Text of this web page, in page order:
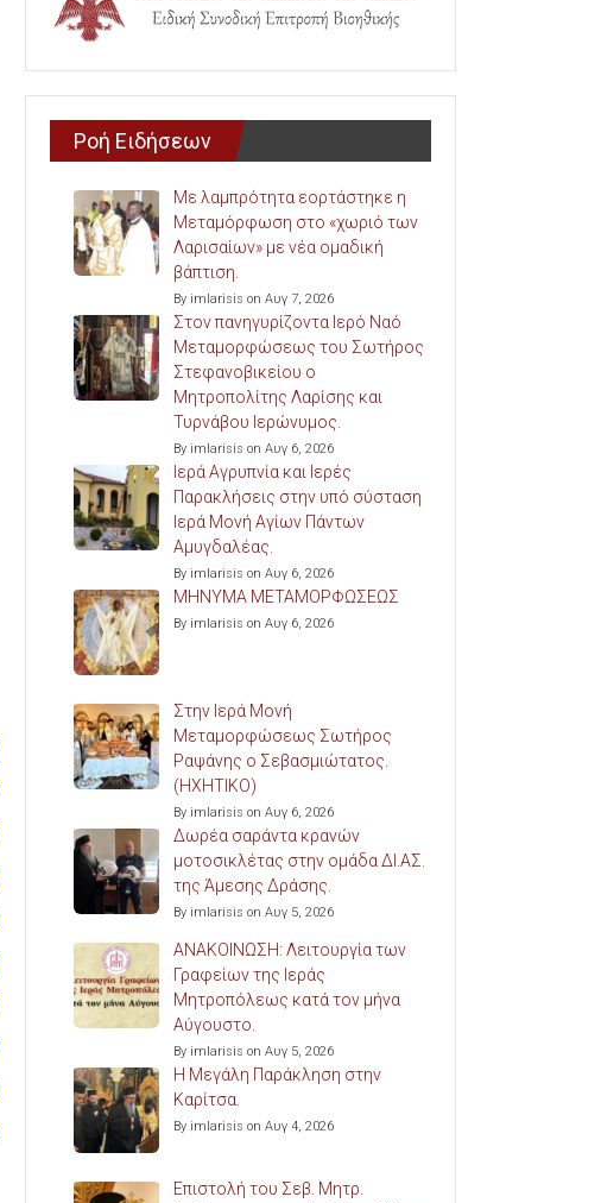
Ροή Ειδήσεων
Με λαμπρότητα εορτάστηκε η
Μεταμόρφωση στο «χωριό των
Λαρισαίων» με νέα ομαδική
βάπτιση.
By imlarisis on Αυγ 7, 2026
Στον πανηγυρίζοντα Ιερό Ναό
Μεταμορφώσεως του Σωτήρος
Στεφανοβικείου ο
Μητροπολίτης Λαρίσης και
Τυρνάβου Ιερώνυμος.
By imlarisis on Αυγ 6, 2026
Ιερά Αγρυπνία και Ιερές
Παρακλήσεις στην υπό σύσταση
Ιερά Μονή Αγίων Πάντων
Αμυγδαλέας.
By imlarisis on Αυγ 6, 2026
ΜΗΝΥΜΑ ΜΕΤΑΜΟΡΦΩΣΕΩΣ
By imlarisis on Αυγ 6, 2026
Στην Ιερά Μονή
Μεταμορφώσεως Σωτήρος
Ραψάνης ο Σεβασμιώτατος.
(ΗΧΗΤΙΚΟ)
By imlarisis on Αυγ 6, 2026
Δωρέα σαράντα κρανών
μοτοσικλέτας στην ομάδα ΔΙ.ΑΣ.
της Άμεσης Δράσης.
By imlarisis on Αυγ 5, 2026
ΑΝΑΚΟΙΝΩΣΗ: Λειτουργία των
Γραφείων της Ιεράς
Μητροπόλεως κατά τον μήνα
Αύγουστο.
By imlarisis on Αυγ 5, 2026
Η Μεγάλη Παράκληση στην
Καρίτσα.
By imlarisis on Αυγ 4, 2026
Επιστολή του Σεβ. Μητρ.